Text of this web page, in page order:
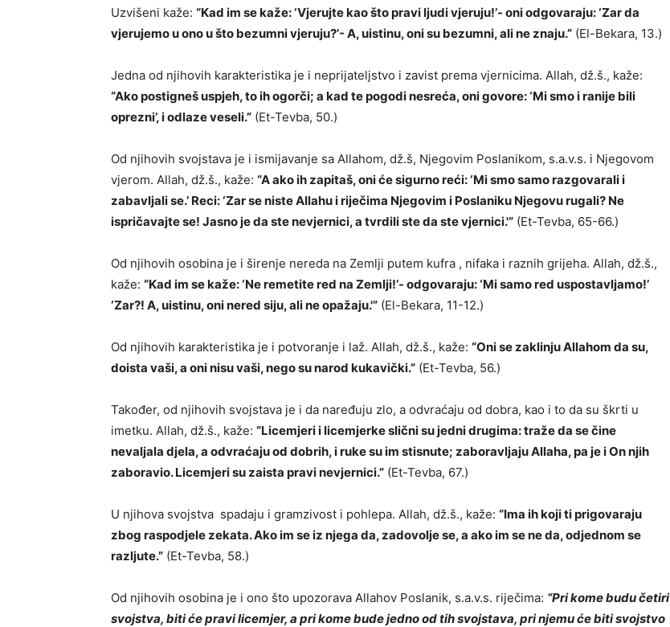
Uzvišeni kaže: “Kad im se kaže: ‘Vjerujte kao što pravi ljudi vjeruju!’- oni odgovaraju: ‘Zar da
vjerujemo u ono u što bezumni vjeruju?’- A, uistinu, oni su bezumni, ali ne znaju.” (El-Bekara, 13.)
Jedna od njihovih karakteristika je i neprijateljstvo i zavist prema vjernicima. Allah, dž.š., kaže:
“Ako postigneš uspjeh, to ih ogorči; a kad te pogodi nesreća, oni govore: ‘Mi smo i ranije bili
oprezni’, i odlaze veseli.” (Et-Tevba, 50.)
Od njihovih svojstava je i ismijavanje sa Allahom, dž.š, Njegovim Poslanikom, s.a.v.s. i Njegovom
vjerom. Allah, dž.š., kaže: “A ako ih zapitaš, oni će sigurno reći: ‘Mi smo samo razgovarali i
zabavljali se.’ Reci: ‘Zar se niste Allahu i riječima Njegovim i Poslaniku Njegovu rugali? Ne
ispričavajte se! Jasno je da ste nevjernici, a tvrdili ste da ste vjernici.'” (Et-Tevba, 65-66.)
Od njihovih osobina je i širenje nereda na Zemlji putem kufra , nifaka i raznih grijeha. Allah, dž.š.,
kaže: “Kad im se kaže: ‘Ne remetite red na Zemlji!’- odgovaraju: ‘Mi samo red uspostavljamo!’
‘Zar?! A, uistinu, oni nered siju, ali ne opažaju.'” (El-Bekara, 11-12.)
Od njihovih karakteristika je i potvoranje i laž. Allah, dž.š., kaže: “Oni se zaklinju Allahom da su,
doista vaši, a oni nisu vaši, nego su narod kukavički.” (Et-Tevba, 56.)
Također, od njihovih svojstava je i da naređuju zlo, a odvraćaju od dobra, kao i to da su škrti u
imetku. Allah, dž.š., kaže: “Licemjeri i licemjerke slični su jedni drugima: traže da se čine
nevaljala djela, a odvraćaju od dobrih, i ruke su im stisnute; zaboravljaju Allaha, pa je i On njih
zaboravio. Licemjeri su zaista pravi nevjernici.” (Et-Tevba, 67.)
U njihova svojstva spadaju i gramzivost i pohlepa. Allah, dž.š., kaže: “Ima ih koji ti prigovaraju
zbog raspodjele zekata. Ako im se iz njega da, zadovolje se, a ako im se ne da, odjednom se
razljute.” (Et-Tevba, 58.)
Od njihovih osobina je i ono što upozorava Allahov Poslanik, s.a.v.s. riječima: “Pri kome budu četiri
svojstva, biti će pravi licemjer, a pri kome bude jedno od tih svojstava, pri njemu će biti svojstvo